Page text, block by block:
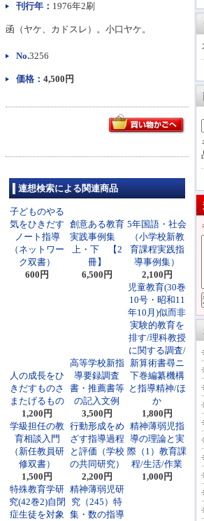
刊行年： 1976年2刷
函（ヤケ、カドスレ）。小口ヤケ。
No.3256
価格： 4,500円
連想検索による関連商品
子どものやる
気をひきだす
ノート指導
（ネットワー
ク双書）
600円
創意ある教育
実践事例集
上・下 【2
冊】
6,500円
5年国語・社会
（小学校新教
育課程実践指
導事例集）
2,100円
人の成長をひ
きだすものさ
またげるもの
1,200円
高等学校新指
導要録調査
書・推薦書等
の記入文例
3,500円
児童教育(30巻
10号・昭和11
年10月)似而非
実験的教育を
排す/理科教授
に関する調査/
新算術書尋ニ
下巻編纂機構
と指導精神/ほ
か
1,800円
学級担任の教
育相談入門
（新任教員研
修双書）
1,500円
行動形成をめ
ざす指導過程
と評価（学校
の共同研究）
2,200円
精神薄弱児指
導の理論と実
際（1）教育課
程/生活/作業
1,000円
特殊教育学研
究(42巻2)自閉
症生徒を対象
精神薄弱児研
究（245）特
集・数の指導